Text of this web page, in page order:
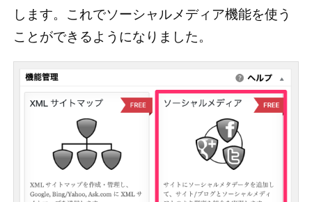
します。これでソーシャルメディア機能を使う
ことができるようになりました。